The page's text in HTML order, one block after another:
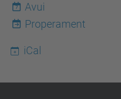
7
Avui
Properament
iCal